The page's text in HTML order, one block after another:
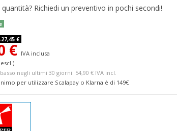
quantità? Richiedi un preventivo in pochi secondi!
-27,45 €
€ IVA inclusa
negli ultimi 30 giorni: 54,90 € IVA incl.
per utilizzare Scalapay o Klarna è di 149€